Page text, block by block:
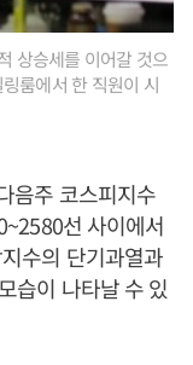
상승세를 이어갈 것으
룸에서 한 직원이 시
음주 코스피지수
선 사이에서
수의 단기과열과
습이 나타날 수 있